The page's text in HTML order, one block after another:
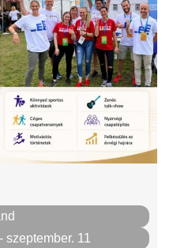
- szeptember. 11